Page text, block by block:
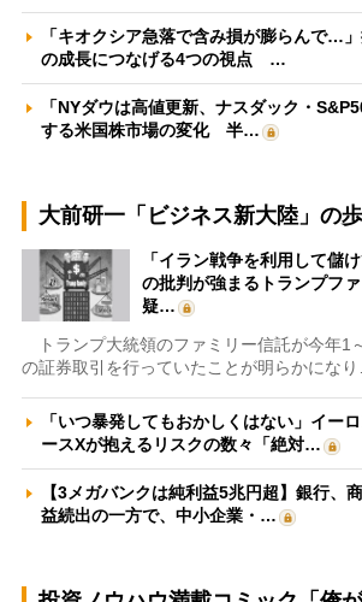
「キオクシア急落で含み損が膨らんで…
の成長につなげる4つの視点 …
「NYダウは高値更新、ナスダック・
する米国株市場の変化 半…
大前研一「ビジネス新大陸」の
「イラン戦争を利用して儲
の批判が強まるトランプフ
疑…
トランプ大統領のファミリー信託が今年1
の証券取引を行っていたことが明らかになり
「いつ暴発してもおかしくはない」イー
ースXが抱えるリスクの数々「絶対…
【3メガバンクは純利益5兆円超】銀行、
益続出の一方で、中小企業・…